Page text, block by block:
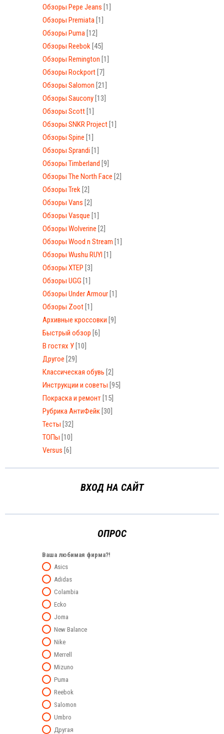
Обзоры Pepe Jeans [1]
Обзоры Premiata [1]
Обзоры Puma [12]
Обзоры Reebok [45]
Обзоры Remington [1]
Обзоры Rockport [7]
Обзоры Salomon [21]
Обзоры Saucony [13]
Обзоры Scott [1]
Обзоры SNKR Project [1]
Обзоры Spine [1]
Обзоры Sprandi [1]
Обзоры Timberland [9]
Обзоры The North Face [2]
Обзоры Trek [2]
Обзоры Vans [2]
Обзоры Vasque [1]
Обзоры Wolverine [2]
Обзоры Wood n Stream [1]
Обзоры Wushu RUYI [1]
Обзоры XTEP [3]
Обзоры UGG [1]
Обзоры Under Armour [1]
Обзоры Zoot [1]
Архивные кроссовки [9]
Быстрый обзор [6]
В гостях У [10]
Другое [29]
Классическая обувь [2]
Инструкции и советы [95]
Покраска и ремонт [15]
Рубрика АнтиФейк [30]
Тесты [32]
ТОПы [10]
Versus [6]
ВХОД НА САЙТ
ОПРОС
Ваша любимая фирма?!
Asics
Adidas
Colambia
Ecko
Joma
New Balance
Nike
Merrell
Mizuno
Puma
Reebok
Salomon
Umbro
Другая